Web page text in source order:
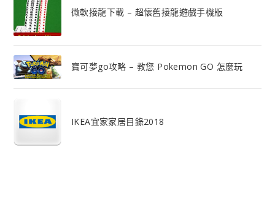
微軟接龍下載 – 超懷舊接龍遊戲手機版
寶可夢go攻略 – 教您 Pokemon GO 怎麼玩
IKEA宜家家居目錄2018